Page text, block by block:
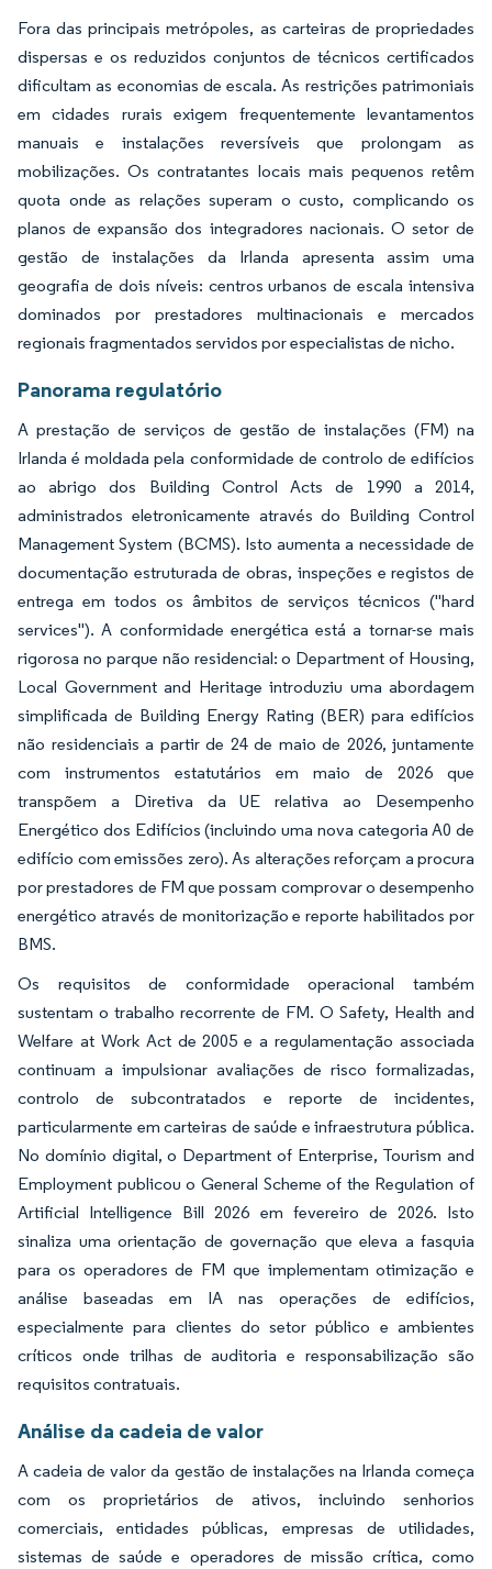
Fora das principais metrópoles, as carteiras de propriedades
dispersas e os reduzidos conjuntos de técnicos certificados
dificultam as economias de escala. As restrições patrimoniais
em cidades rurais exigem frequentemente levantamentos
manuais e instalações reversíveis que prolongam as
mobilizações. Os contratantes locais mais pequenos retêm
quota onde as relações superam o custo, complicando os
planos de expansão dos integradores nacionais. O setor de
gestão de instalações da Irlanda apresenta assim uma
geografia de dois níveis: centros urbanos de escala intensiva
dominados por prestadores multinacionais e mercados
regionais fragmentados servidos por especialistas de nicho.
Panorama regulatório
A prestação de serviços de gestão de instalações (FM) na
Irlanda é moldada pela conformidade de controlo de edifícios
ao abrigo dos Building Control Acts de 1990 a 2014,
administrados eletronicamente através do Building Control
Management System (BCMS). Isto aumenta a necessidade de
documentação estruturada de obras, inspeções e registos de
entrega em todos os âmbitos de serviços técnicos ("hard
services"). A conformidade energética está a tornar-se mais
rigorosa no parque não residencial: o Department of Housing,
Local Government and Heritage introduziu uma abordagem
simplificada de Building Energy Rating (BER) para edifícios
não residenciais a partir de 24 de maio de 2026, juntamente
com instrumentos estatutários em maio de 2026 que
transpõem a Diretiva da UE relativa ao Desempenho
Energético dos Edifícios (incluindo uma nova categoria A0 de
edifício com emissões zero). As alterações reforçam a procura
por prestadores de FM que possam comprovar o desempenho
energético através de monitorização e reporte habilitados por
BMS.
Os requisitos de conformidade operacional também
sustentam o trabalho recorrente de FM. O Safety, Health and
Welfare at Work Act de 2005 e a regulamentação associada
continuam a impulsionar avaliações de risco formalizadas,
controlo de subcontratados e reporte de incidentes,
particularmente em carteiras de saúde e infraestrutura pública.
No domínio digital, o Department of Enterprise, Tourism and
Employment publicou o General Scheme of the Regulation of
Artificial Intelligence Bill 2026 em fevereiro de 2026. Isto
sinaliza uma orientação de governação que eleva a fasquia
para os operadores de FM que implementam otimização e
análise baseadas em IA nas operações de edifícios,
especialmente para clientes do setor público e ambientes
críticos onde trilhas de auditoria e responsabilização são
requisitos contratuais.
Análise da cadeia de valor
A cadeia de valor da gestão de instalações na Irlanda começa
com os proprietários de ativos, incluindo senhorios
comerciais, entidades públicas, empresas de utilidades,
sistemas de saúde e operadores de missão crítica, como